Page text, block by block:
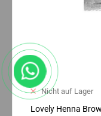
Nicht auf Lager
Lovely Henna